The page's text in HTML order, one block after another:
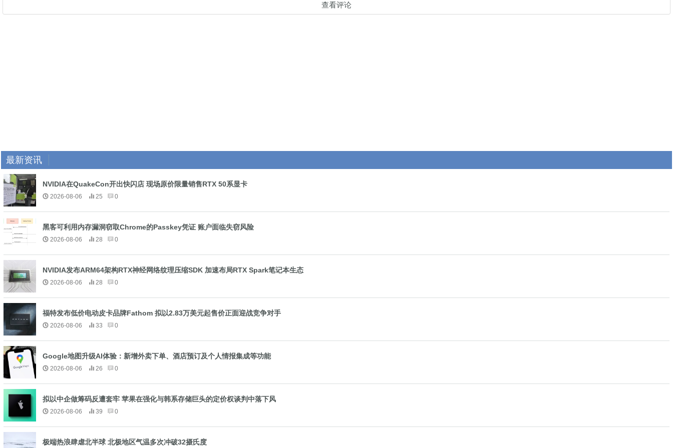
查看评论
最新资讯
NVIDIA在QuakeCon开出快闪店 现场原价限量销售RTX 50系显卡
2026-08-06 25 0
黑客可利用内存漏洞窃取Chrome的Passkey凭证 账户面临失窃风险
2026-08-06 28 0
NVIDIA发布ARM64架构RTX神经网络纹理压缩SDK 加速布局RTX Spark笔记本生态
2026-08-06 28 0
福特发布低价电动皮卡品牌Fathom 拟以2.83万美元起售价正面迎战竞争对手
2026-08-06 33 0
Google地图升级AI体验：新增外卖下单、酒店预订及个人情报集成等功能
2026-08-06 26 0
拟以中企做筹码反遭套牢 苹果在强化与韩系存储巨头的定价权谈判中落下风
2026-08-06 39 0
极端热浪肆虐北半球 北极地区气温多次冲破32摄氏度